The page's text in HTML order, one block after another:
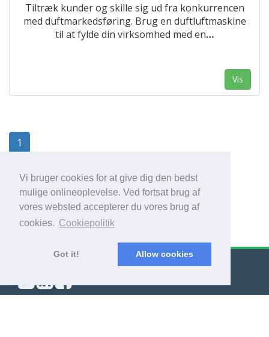
Vi bruger cookies for at give dig den bedst
mulige onlineoplevelse. Ved fortsat brug af
vores websted accepterer du vores brug af
cookies. Cookiepolitik
Got it! Allow cookies
Tiltræk kunder og skille sig ud fra konkurrencen
med duftmarkedsføring. Brug en duftluftmaskine
til at fylde din virksomhed med en…
Vis
1
© Export Worldwide 2026